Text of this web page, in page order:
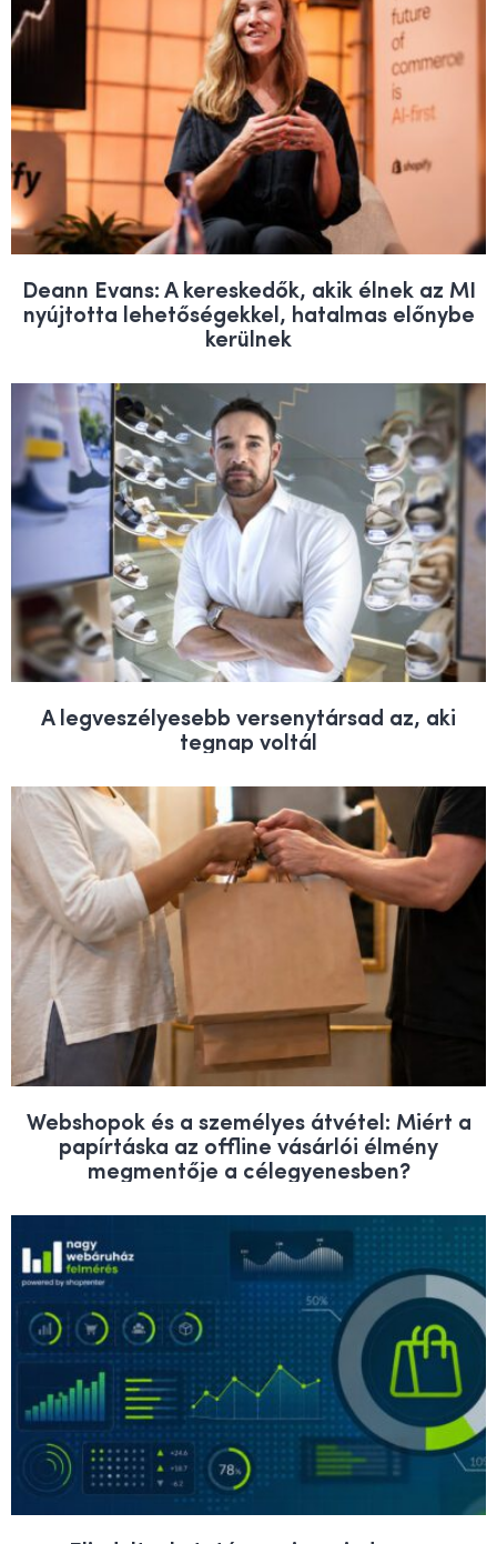
Deann Evans: A kereskedők, akik élnek az MI
nyújtotta lehetőségekkel, hatalmas előnybe
kerülnek
A legveszélyesebb versenytársad az, aki
tegnap voltál
Webshopok és a személyes átvétel: Miért a
papírtáska az offline vásárlói élmény
megmentője a célegyenesben?